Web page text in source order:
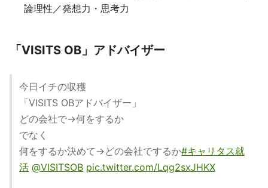
論理性／発想力・思考力
「VISITS OB」アドバイザー
今日イチの収穫
「VISITS OBアドバイザー」
どの会社で→何をするか
でなく
何をするか決めて→どの会社でするか#キャリタス就
活 @VISITSOB pic.twitter.com/Lqg2sxJHKX